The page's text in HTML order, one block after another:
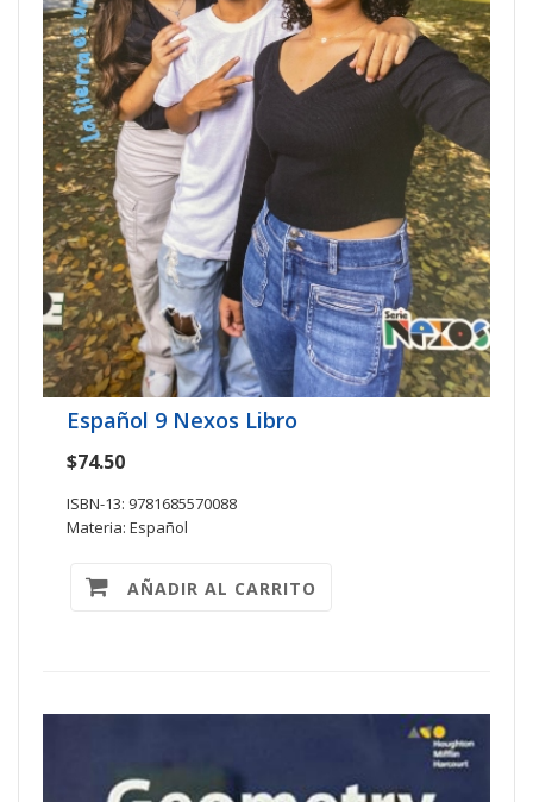
Español 9 Nexos Libro
$74.50
ISBN-13: 9781685570088
Materia: Español
AÑADIR AL CARRITO